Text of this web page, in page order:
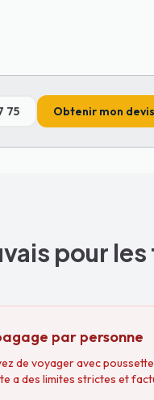
75 Obtenir mon
pour
par personne
de voyager avec
a des limites strictes et